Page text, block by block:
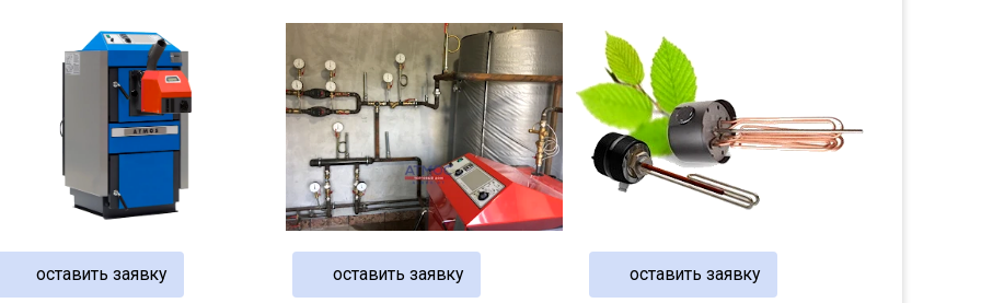
оставить заявку оставить заявку оставить заявку